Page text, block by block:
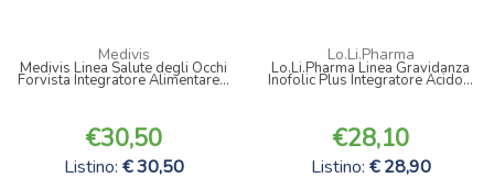
Medivis
Medivis Linea Salute degli Occhi
Forvista Integratore Alimentare...
30,50
Listino: 30,50
Lo.Li.Pharma
Lo.Li.Pharma Linea Gravidanza
Inofolic Plus Integratore Acido...
28,10
Listino: 28,90